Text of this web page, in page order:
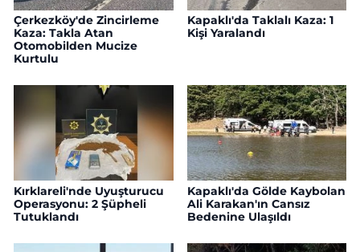
Çerkezköy'de Zincirleme
Kaza: Takla Atan
Otomobilden Mucize
Kurtulu
Kapaklı'da Taklalı Kaza: 1
Kişi Yaralandı
Kırklareli'nde Uyuşturucu
Operasyonu: 2 Şüpheli
Tutuklandı
Kapaklı'da Gölde Kaybolan
Ali Karakan'ın Cansız
Bedenine Ulaşıldı